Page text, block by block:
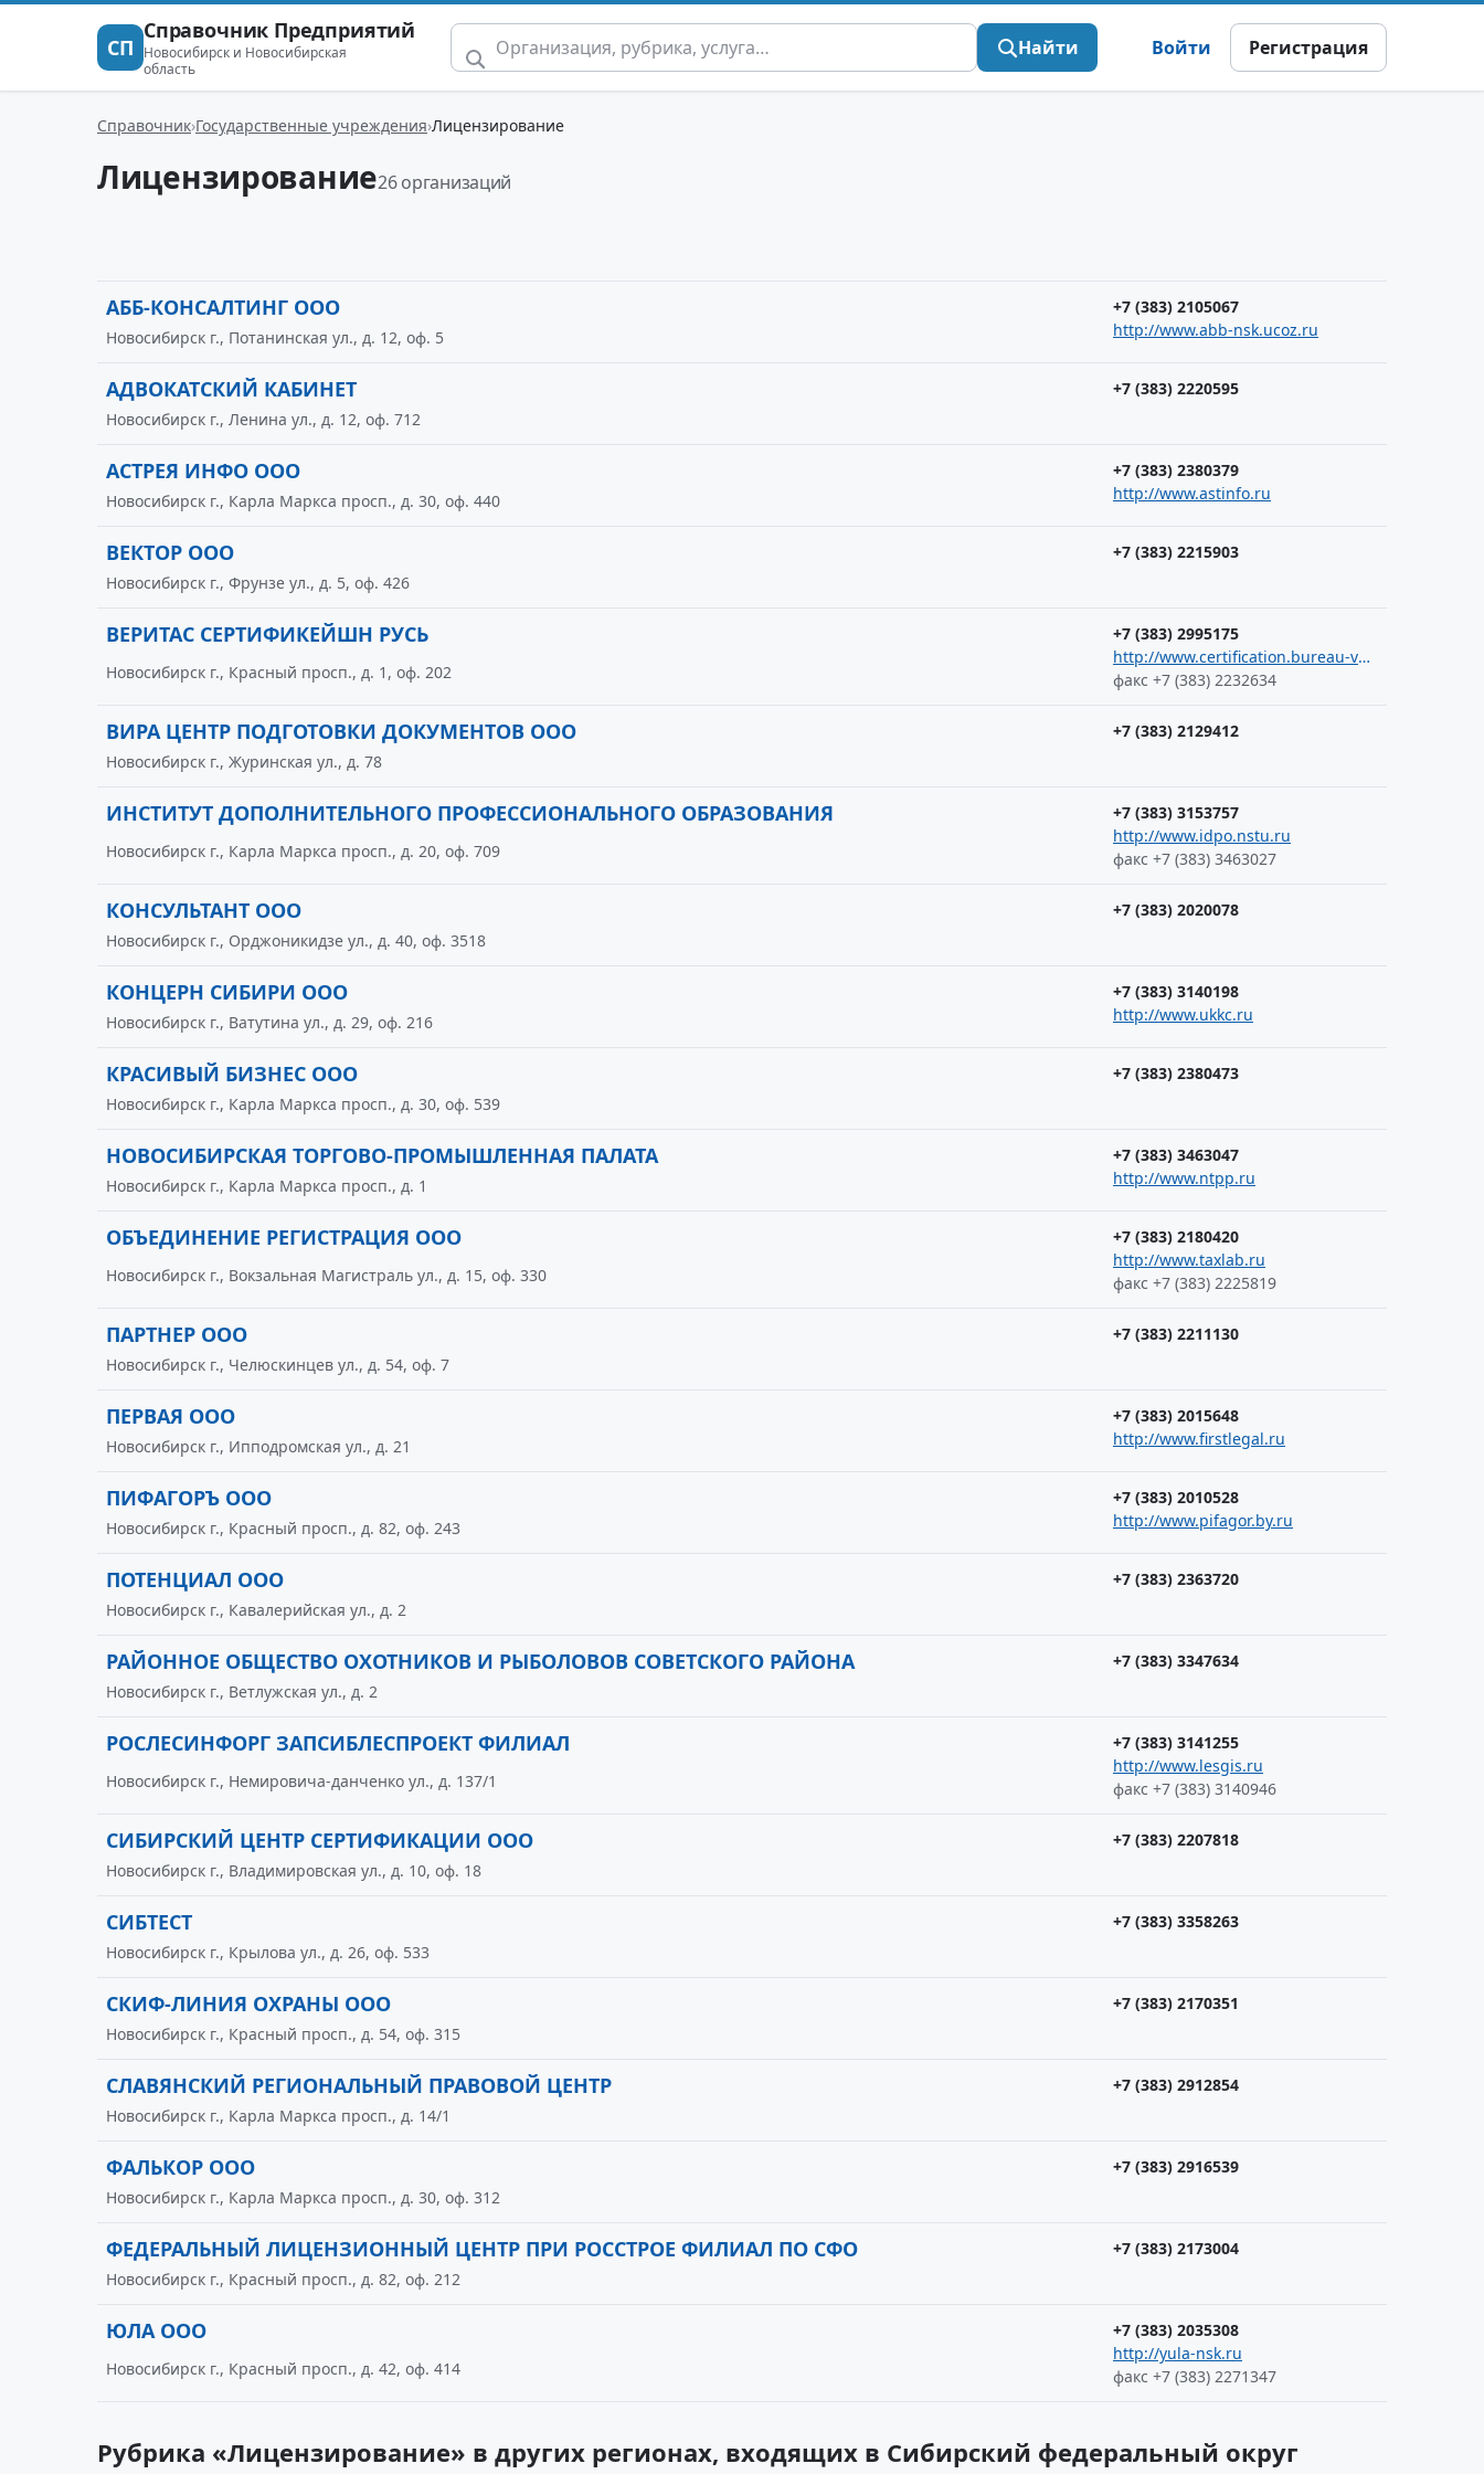
СП
Справочник Предприятий
Новосибирск и Новосибирская
область
Найти Войти Регистрация
Справочник Государственные учреждения Лицензирование
Лицензирование26 организаций
АББ-КОНСАЛТИНГ ООО
+7 (383) 2105067
http://www.abb-nsk.ucoz.ru
Новосибирск г., Потанинская ул., д. 12, оф. 5
АДВОКАТСКИЙ КАБИНЕТ
+7 (383) 2220595
Новосибирск г., Ленина ул., д. 12, оф. 712
АСТРЕЯ ИНФО ООО
+7 (383) 2380379
http://www.astinfo.ru
Новосибирск г., Карла Маркса просп., д. 30, оф. 440
ВЕКТОР ООО
+7 (383) 2215903
Новосибирск г., Фрунзе ул., д. 5, оф. 426
ВЕРИТАС СЕРТИФИКЕЙШН РУСЬ
+7 (383) 2995175
http://www.certification.bureau-veritas.ru
факс +7 (383) 2232634
Новосибирск г., Красный просп., д. 1, оф. 202
ВИРА ЦЕНТР ПОДГОТОВКИ ДОКУМЕНТОВ ООО
+7 (383) 2129412
Новосибирск г., Журинская ул., д. 78
ИНСТИТУТ ДОПОЛНИТЕЛЬНОГО ПРОФЕССИОНАЛЬНОГО ОБРАЗОВАНИЯ
+7 (383) 3153757
http://www.idpo.nstu.ru
факс +7 (383) 3463027
Новосибирск г., Карла Маркса просп., д. 20, оф. 709
КОНСУЛЬТАНТ ООО
+7 (383) 2020078
Новосибирск г., Орджоникидзе ул., д. 40, оф. 3518
КОНЦЕРН СИБИРИ ООО
+7 (383) 3140198
http://www.ukkc.ru
Новосибирск г., Ватутина ул., д. 29, оф. 216
КРАСИВЫЙ БИЗНЕС ООО
+7 (383) 2380473
Новосибирск г., Карла Маркса просп., д. 30, оф. 539
НОВОСИБИРСКАЯ ТОРГОВО-ПРОМЫШЛЕННАЯ ПАЛАТА
+7 (383) 3463047
http://www.ntpp.ru
Новосибирск г., Карла Маркса просп., д. 1
ОБЪЕДИНЕНИЕ РЕГИСТРАЦИЯ ООО
+7 (383) 2180420
http://www.taxlab.ru
факс +7 (383) 2225819
Новосибирск г., Вокзальная Магистраль ул., д. 15, оф. 330
ПАРТНЕР ООО
+7 (383) 2211130
Новосибирск г., Челюскинцев ул., д. 54, оф. 7
ПЕРВАЯ ООО
+7 (383) 2015648
http://www.firstlegal.ru
Новосибирск г., Ипподромская ул., д. 21
ПИФАГОРЪ ООО
+7 (383) 2010528
http://www.pifagor.by.ru
Новосибирск г., Красный просп., д. 82, оф. 243
ПОТЕНЦИАЛ ООО
+7 (383) 2363720
Новосибирск г., Кавалерийская ул., д. 2
РАЙОННОЕ ОБЩЕСТВО ОХОТНИКОВ И РЫБОЛОВОВ СОВЕТСКОГО РАЙОНА
+7 (383) 3347634
Новосибирск г., Ветлужская ул., д. 2
РОСЛЕСИНФОРГ ЗАПСИБЛЕСПРОЕКТ ФИЛИАЛ
+7 (383) 3141255
http://www.lesgis.ru
факс +7 (383) 3140946
Новосибирск г., Немировича-данченко ул., д. 137/1
СИБИРСКИЙ ЦЕНТР СЕРТИФИКАЦИИ ООО
+7 (383) 2207818
Новосибирск г., Владимировская ул., д. 10, оф. 18
СИБТЕСТ
+7 (383) 3358263
Новосибирск г., Крылова ул., д. 26, оф. 533
СКИФ-ЛИНИЯ ОХРАНЫ ООО
+7 (383) 2170351
Новосибирск г., Красный просп., д. 54, оф. 315
СЛАВЯНСКИЙ РЕГИОНАЛЬНЫЙ ПРАВОВОЙ ЦЕНТР
+7 (383) 2912854
Новосибирск г., Карла Маркса просп., д. 14/1
ФАЛЬКОР ООО
+7 (383) 2916539
Новосибирск г., Карла Маркса просп., д. 30, оф. 312
ФЕДЕРАЛЬНЫЙ ЛИЦЕНЗИОННЫЙ ЦЕНТР ПРИ РОССТРОЕ ФИЛИАЛ ПО СФО
+7 (383) 2173004
Новосибирск г., Красный просп., д. 82, оф. 212
ЮЛА ООО
+7 (383) 2035308
http://yula-nsk.ru
факс +7 (383) 2271347
Новосибирск г., Красный просп., д. 42, оф. 414
Рубрика «Лицензирование» в других регионах, входящих в Сибирский федеральный округ